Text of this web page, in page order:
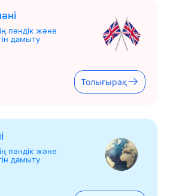
пәндік және
дамыту
Толығырақ
пәндік және
дамыту